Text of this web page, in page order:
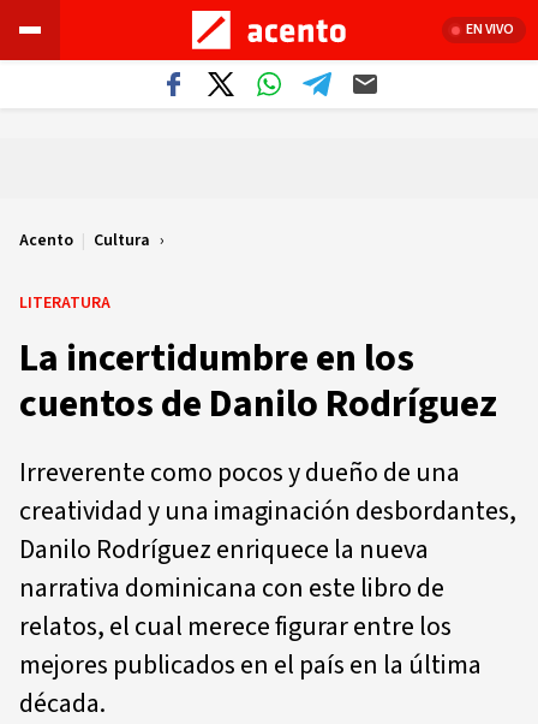
EN VIVO
Acento | Cultura
LITERATURA
La incertidumbre en los
cuentos de Danilo Rodríguez
Irreverente como pocos y dueño de una
creatividad y una imaginación desbordantes,
Danilo Rodríguez enriquece la nueva
narrativa dominicana con este libro de
relatos, el cual merece figurar entre los
mejores publicados en el país en la última
década.